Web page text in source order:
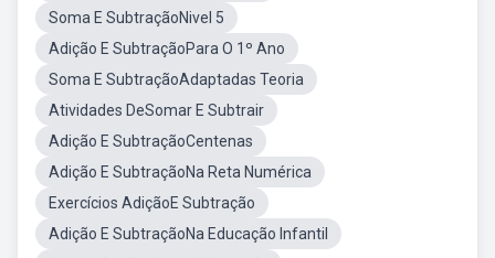
Soma E SubtraçãoNivel 5
Adição E SubtraçãoPara O 1º Ano
Soma E SubtraçãoAdaptadas Teoria
Atividades DeSomar E Subtrair
Adição E SubtraçãoCentenas
Adição E SubtraçãoNa Reta Numérica
Exercícios AdiçãoE Subtração
Adição E SubtraçãoNa Educação Infantil